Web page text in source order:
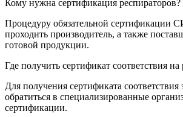
Кому нужна сертификация респираторов?
Процедуру обязательной сертификации
проходить производитель, а также
готовой продукции.
Где получить сертификат соответствия
Для получения сертификата соответствия
обратиться в специализированные
сертификации.